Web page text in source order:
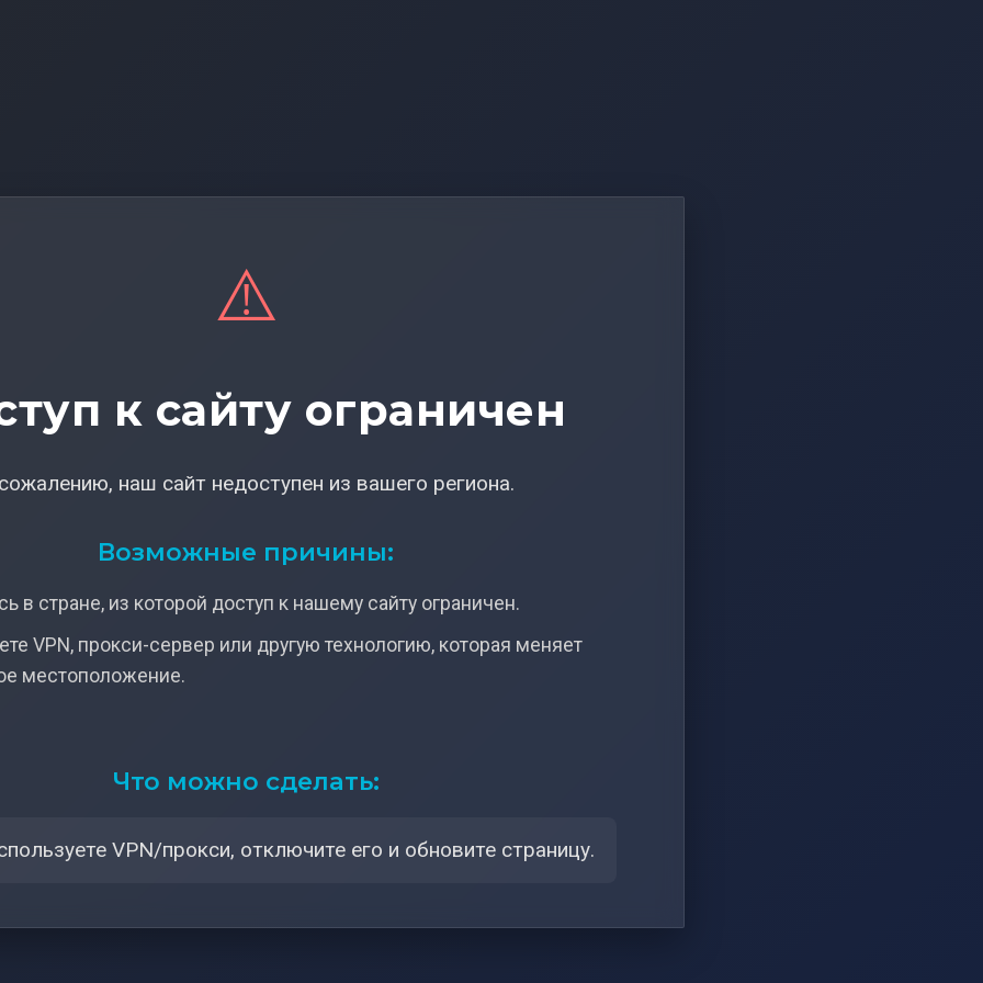
⚠️
к сайту ограничен
наш сайт недоступен из вашего региона.
Возможные причины:
в стране, из которой доступ к нашему сайту ограничен.
VPN, прокси-сервер или другую технологию, которая меняет
местоположение.
Что можно сделать:
VPN/прокси, отключите его и обновите страницу.